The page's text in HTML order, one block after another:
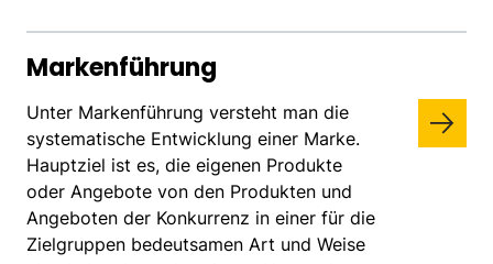
Markenführung
Unter Markenführung versteht man die
systematische Entwicklung einer Marke.
Hauptziel ist es, die eigenen Produkte
oder Angebote von den Produkten und
Angeboten der Konkurrenz in einer für die
Zielgruppen bedeutsamen Art und Weise